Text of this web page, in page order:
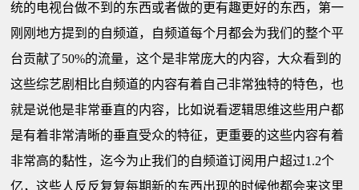
统的电视台做不到的东西或者做的更有趣更好的东西，第一
刚刚地方提到的自频道，自频道每个月都会为我们的整个平
台贡献了50%的流量，这个是非常庞大的内容，大众看到的
这些综艺剧相比自频道的内容有着自己非常独特的特色，也
就是说他是非常垂直的内容，比如说看逻辑思维这些用户都
是有着非常清晰的垂直受众的特征，更重要的这些内容有着
非常高的黏性，迄今为止我们的自频道订阅用户超过1.2个
亿，这些人反反复复每期新的东西出现的时候他都会来这里